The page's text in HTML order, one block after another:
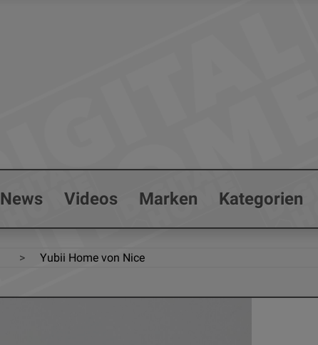
News Videos Marken Kategorien
Yubii Home von Nice